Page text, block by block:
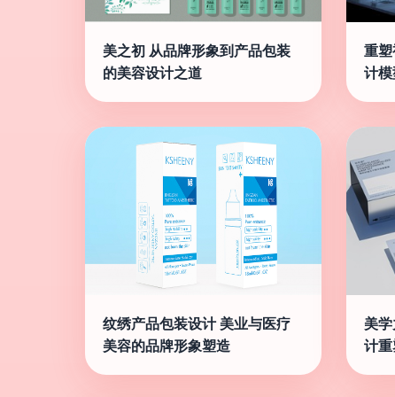
美之初 从品牌形象到产品包装
的美容设计之道
重
计
纹绣产品包装设计 美业与医疗
美容的品牌形象塑造
美
计